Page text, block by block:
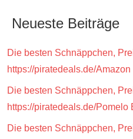
Neueste Beiträge
Die besten Schnäppchen,
https://piratedeals.de/
Die besten Schnäppchen,
https://piratedeals.de/
Die besten Schnäppchen,